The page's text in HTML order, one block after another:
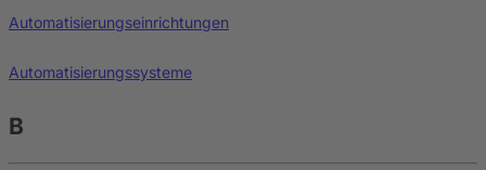
Automatisierungseinrichtungen
Automatisierungssysteme
B